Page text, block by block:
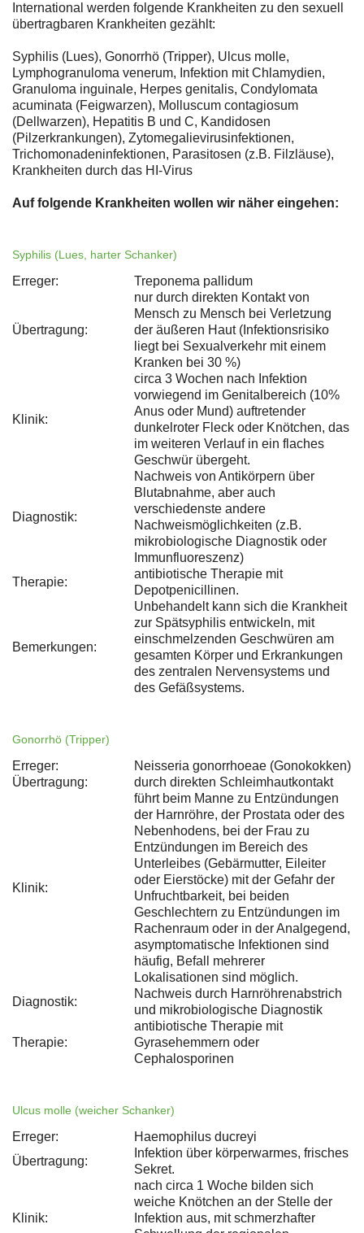
International werden folgende Krankheiten zu den sexuell
übertragbaren Krankheiten gezählt:
Syphilis (Lues), Gonorrhö (Tripper), Ulcus molle,
Lymphogranuloma venerum, Infektion mit Chlamydien,
Granuloma inguinale, Herpes genitalis, Condylomata
acuminata (Feigwarzen), Molluscum contagiosum
(Dellwarzen), Hepatitis B und C, Kandidosen
(Pilzerkrankungen), Zytomegalievirusinfektionen,
Trichomonadeninfektionen, Parasitosen (z.B. Filzläuse),
Krankheiten durch das HI-Virus
Auf folgende Krankheiten wollen wir näher eingehen:
Syphilis (Lues, harter Schanker)
Erreger: Treponema pallidum
Übertragung:
nur durch direkten Kontakt von
Mensch zu Mensch bei Verletzung
der äußeren Haut (Infektionsrisiko
liegt bei Sexualverkehr mit einem
Kranken bei 30 %)
Klinik:
circa 3 Wochen nach Infektion
vorwiegend im Genitalbereich (10%
Anus oder Mund) auftretender
dunkelroter Fleck oder Knötchen, das
im weiteren Verlauf in ein flaches
Geschwür übergeht.
Diagnostik:
Nachweis von Antikörpern über
Blutabnahme, aber auch
verschiedenste andere
Nachweismöglichkeiten (z.B.
mikrobiologische Diagnostik oder
Immunfluoreszenz)
Therapie:
antibiotische Therapie mit
Depotpenicillinen.
Bemerkungen:
Unbehandelt kann sich die Krankheit
zur Spätsyphilis entwickeln, mit
einschmelzenden Geschwüren am
gesamten Körper und Erkrankungen
des zentralen Nervensystems und
des Gefäßsystems.
Gonorrhö (Tripper)
Erreger:
Neisseria gonorrhoeae (Gonokokken)
Übertragung:
durch direkten Schleimhautkontakt
Klinik:
führt beim Manne zu Entzündungen
der Harnröhre, der Prostata oder des
Nebenhodens, bei der Frau zu
Entzündungen im Bereich des
Unterleibes (Gebärmutter, Eileiter
oder Eierstöcke) mit der Gefahr der
Unfruchtbarkeit, bei beiden
Geschlechtern zu Entzündungen im
Rachenraum oder in der Analgegend,
asymptomatische Infektionen sind
häufig, Befall mehrerer
Lokalisationen sind möglich.
Diagnostik:
Nachweis durch Harnröhrenabstrich
und mikrobiologische Diagnostik
Therapie:
antibiotische Therapie mit
Gyrasehemmern oder
Cephalosporinen
Ulcus molle (weicher Schanker)
Erreger:
Haemophilus ducreyi
Übertragung:
Infektion über körperwarmes, frisches
Sekret.
Klinik:
nach circa 1 Woche bilden sich
weiche Knötchen an der Stelle der
Infektion aus, mit schmerzhafter